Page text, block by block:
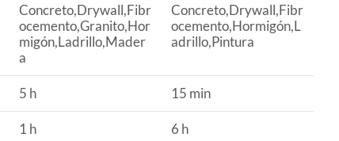
Concreto,Drywall,Fibr
ocemento,Granito,Hor
migón,Ladrillo,Mader
a
Concreto,Drywall,Fibr
ocemento,Hormigón,L
adrillo,Pintura
5 h 15 min
1 h 6 h